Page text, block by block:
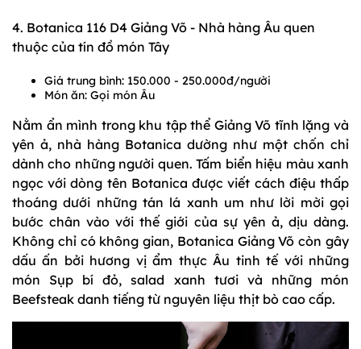
4. Botanica 116 D4 Giảng Võ - Nhà hàng Âu quen
thuộc của tín đồ món Tây
Giá trung bình: 150.000 - 250.000đ/người
Món ăn: Gọi món Âu
Nằm ẩn mình trong khu tập thể Giảng Võ tĩnh lặng và
yên ả, nhà hàng Botanica dường như một chốn chỉ
dành cho những người quen. Tấm biển hiệu màu xanh
ngọc với dòng tên Botanica được viết cách điệu thấp
thoáng dưới những tán lá xanh um như lời mời gọi
bước chân vào với thế giới của sự yên ả, dịu dàng.
Không chỉ có không gian, Botanica Giảng Võ còn gây
dấu ấn bởi hương vị ẩm thực Âu tinh tế với những
món Sụp bí đỏ, salad xanh tươi và những món
Beefsteak danh tiếng từ nguyên liệu thịt bò cao cấp.